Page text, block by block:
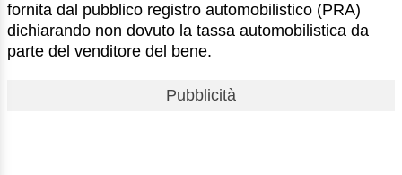
fornita dal pubblico registro automobilistico (PRA)
dichiarando non dovuto la tassa automobilistica da
parte del venditore del bene.
Pubblicità